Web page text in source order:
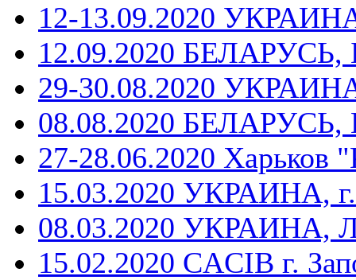
12-13.09.2020
12.09.2020 БЕЛАРУСЬ,
29-30.08.2020
08.08.2020 БЕЛАРУСЬ,
27-28.06.2020 Харьков
15.03.2020 УКРАИНА,
08.03.2020 УКРАИНА,
15.02.2020 CACIB г.